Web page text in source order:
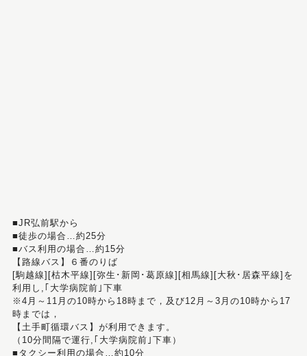
■JR弘前駅から
■徒歩の場合…約25分
■バス利用の場合…約15分
【路線バス】６番のりば
[駒越線][枯木平線][弥生･新岡･葛原線][相馬線][大秋･居森平線]を
利用し,｢大学病院前｣下車
※4月～11月の10時から18時まで，及び12月～3月の10時から17
時までは，
【土手町循環バス】が利用できます。
（10分間隔で運行,｢大学病院前｣下車）
■タクシー利用の場合…約10分